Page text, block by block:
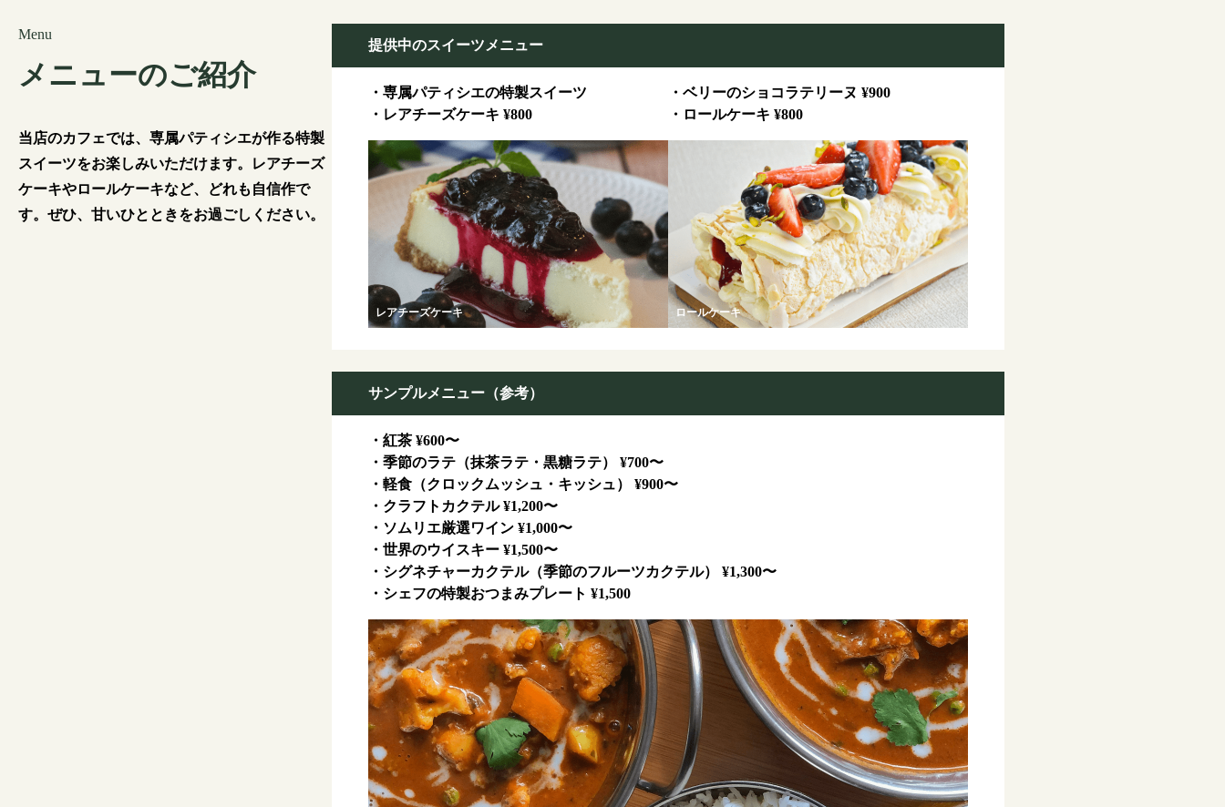
Menu
メニューのご紹介
当店のカフェでは、専属パティシエが作る特製
スイーツをお楽しみいただけます。レアチーズ
ケーキやロールケーキなど、どれも自信作で
す。ぜひ、甘いひとときをお過ごしください。
提供中のスイーツメニュー
・専属パティシエの特製スイーツ
・レアチーズケーキ ¥800
レアチーズケーキ
・ベリーのショコラテリーヌ ¥900
・ロールケーキ ¥800
ロールケーキ
サンプルメニュー（参考）
・紅茶 ¥600〜
・季節のラテ（抹茶ラテ・黒糖ラテ） ¥700〜
・軽食（クロックムッシュ・キッシュ） ¥900〜
・クラフトカクテル ¥1,200〜
・ソムリエ厳選ワイン ¥1,000〜
・世界のウイスキー ¥1,500〜
・シグネチャーカクテル（季節のフルーツカクテル） ¥1,300〜
・シェフの特製おつまみプレート ¥1,500